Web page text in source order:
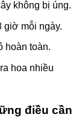
không bị úng.
giờ mỗi ngày.
hoàn toàn.
hoa nhiều
điều cần